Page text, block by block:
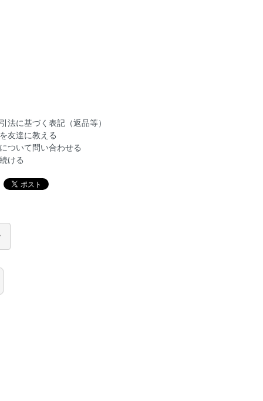
法に基づく表記（返品等）
友達に教える
ついて問い合わせる
ける